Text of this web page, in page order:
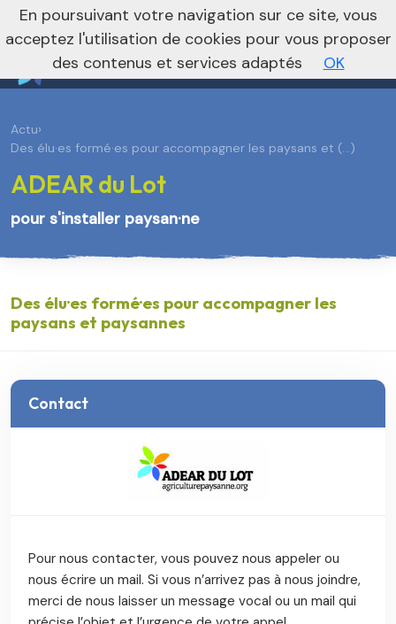
Vers le site national
Actu›
Des élu·es formé·es pour accompagner les paysans et (…)
ADEAR du Lot
pour s'installer paysan·ne
Des élu·es formé·es pour accompagner les
paysans et paysannes
Contact
Pour nous contacter, vous pouvez nous appeler ou
nous écrire un mail. Si vous n’arrivez pas à nous joindre,
merci de nous laisser un message vocal ou un mail qui
En poursuivant votre navigation sur ce site, vous
acceptez l'utilisation de cookies pour vous proposer
des contenus et services adaptés
OK